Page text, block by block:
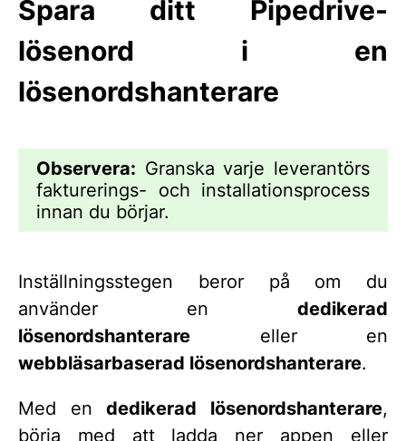
Spara ditt Pipedrive-
lösenord i en
lösenordshanterare
Observera: Granska varje leverantörs
fakturerings- och installationsprocess
innan du börjar.
Inställningsstegen beror på om du
använder en dedikerad
lösenordshanterare eller en
webbläsarbaserad lösenordshanterare.
Med endedikerad lösenordshanterare,
börja med att ladda ner appen eller